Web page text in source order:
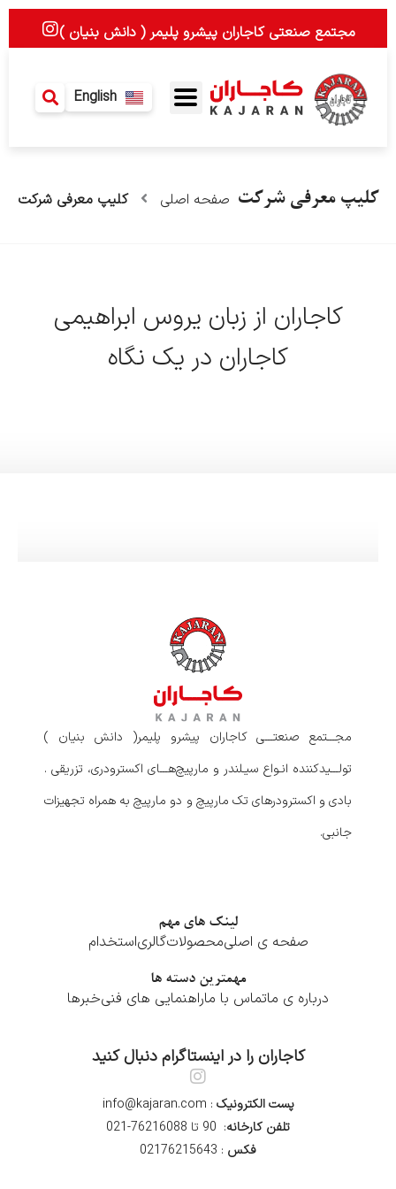
پرش
I
n
a
g
مجتمع صنعتی کاجاران پیشرو پلیمر ( دانش بنیان )
English
کلیپ معرفی شرکت صفحه اصلی کلیپ معرفی شرکت
کاجاران از زبان یروس ابراهیمی
کاجاران در یک نگاه
لینک های مهم
صفحه ی اصلیمحصولاتگالریاستخدام
مهمترین دسته ها
درباره ی ماتماس با ماراهنمایی های فنیخبرها
مجـــتمع صنعتـــی کاجاران پیشرو پلیمر( دانش بنیان )
تولـــیدکننده انـواع سیـلندر و مارپیچ‌هـــای اکسترودری، تزریقی .
بادی و اکسترودرهای تک مارپیچ و دو مارپیچ به همراه تجهیزات
جانبی.
کاجاران را در اینستاگرام دنبال کنید
پست الکترونیک : info@kajaran.com
تلفن کارخانه: 90 تا 76216088-021
فکس : 02176215643